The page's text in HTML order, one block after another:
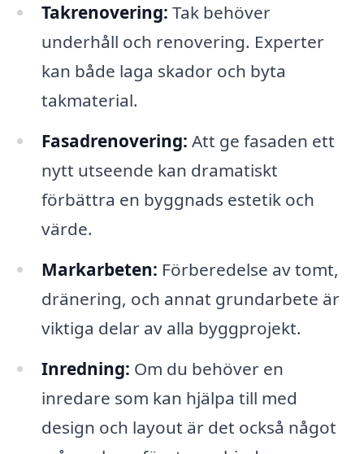
Takrenovering: Tak behöver
underhåll och renovering. Experter
kan både laga skador och byta
takmaterial.
Fasadrenovering: Att ge fasaden ett
nytt utseende kan dramatiskt
förbättra en byggnads estetik och
värde.
Markarbeten: Förberedelse av tomt,
dränering, och annat grundarbete är
viktiga delar av alla byggprojekt.
Inredning: Om du behöver en
inredare som kan hjälpa till med
design och layout är det också något